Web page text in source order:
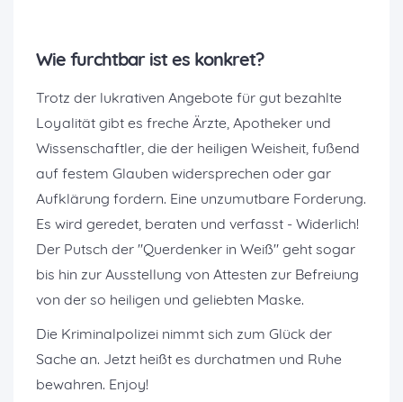
Wie furchtbar ist es konkret?
Trotz der lukrativen Angebote für gut bezahlte
Loyalität gibt es freche Ärzte, Apotheker und
Wissenschaftler, die der heiligen Weisheit, fußend
auf festem Glauben widersprechen oder gar
Aufklärung fordern. Eine unzumutbare Forderung.
Es wird geredet, beraten und verfasst - Widerlich!
Der Putsch der "Querdenker in Weiß" geht sogar
bis hin zur Ausstellung von Attesten zur Befreiung
von der so heiligen und geliebten Maske.
Die Kriminalpolizei nimmt sich zum Glück der
Sache an. Jetzt heißt es durchatmen und Ruhe
bewahren. Enjoy!